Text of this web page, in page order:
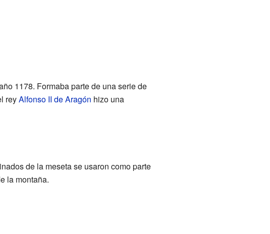
1178. Formaba parte de una serie de
reyAlfonso II de Aragón hizo una
de la meseta se usaron como parte
la montaña.